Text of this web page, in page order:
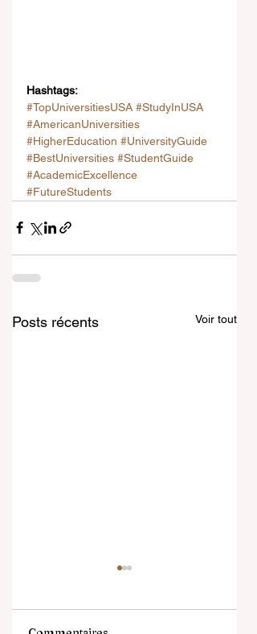
Hashtags:
#TopUniversitiesUSA #StudyInUSA
#AmericanUniversities
#HigherEducation #UniversityGuide
#BestUniversities #StudentGuide
#AcademicExcellence
#FutureStudents
Posts récents Voir tout